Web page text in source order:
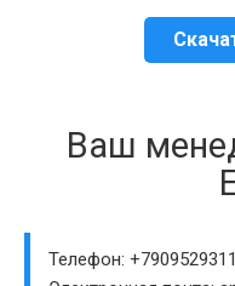
Ваш
Телефон: